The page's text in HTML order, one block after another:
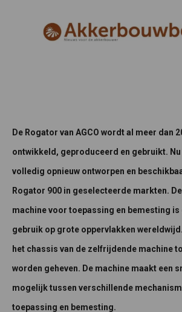
De Rogator van AGCO wordt al meer dan
ontwikkeld, geproduceerd en gebruikt.
volledig opnieuw ontworpen en
Rogator 900 in geselecteerde markten.
machine voor toepassing en bemesting
gebruik op grote oppervlakken
het chassis van de zelfrijdende machine
worden geheven. De machine maakt een
mogelijk tussen verschillende
toepassing en bemesting.